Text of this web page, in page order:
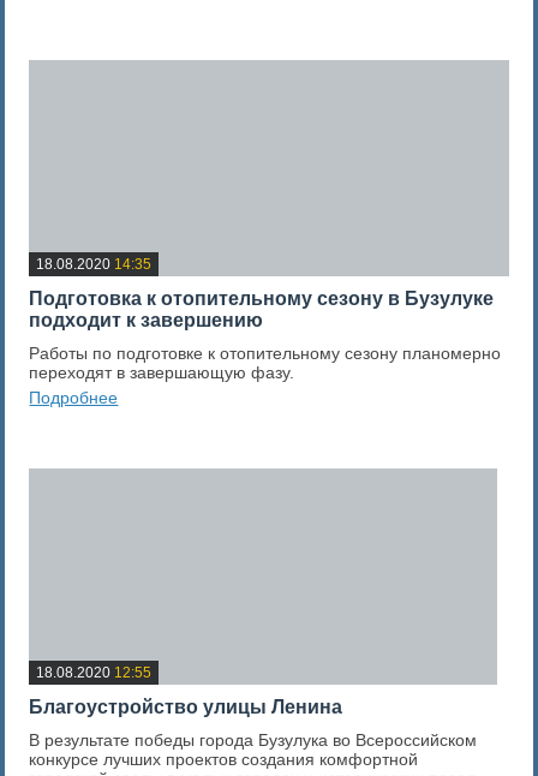
18.08.2020 14:35
​Подготовка к отопительному сезону в Бузулуке
подходит к завершению
Работы по подготовке к отопительному сезону планомерно
переходят в завершающую фазу.
Подробнее
18.08.2020 12:55
Благоустройство улицы Ленина
В результате победы города Бузулука во Всероссийском
конкурсе лучших проектов создания комфортной